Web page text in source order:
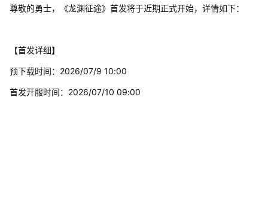
尊敬的勇士，《龙渊征途》首发将于近期正式开始，详情如下：
【首发详细】
预下载时间：2026/07/9 10:00
首发开服时间：2026/07/10 09:00